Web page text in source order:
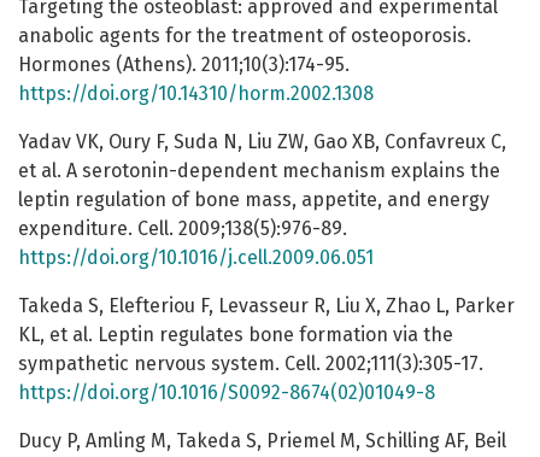
Targeting the osteoblast: approved and experimental
anabolic agents for the treatment of osteoporosis.
Hormones (Athens). 2011;10(3):174-95.
https://doi.org/10.14310/horm.2002.1308
Yadav VK, Oury F, Suda N, Liu ZW, Gao XB, Confavreux C,
et al. A serotonin-dependent mechanism explains the
leptin regulation of bone mass, appetite, and energy
expenditure. Cell. 2009;138(5):976-89.
https://doi.org/10.1016/j.cell.2009.06.051
Takeda S, Elefteriou F, Levasseur R, Liu X, Zhao L, Parker
KL, et al. Leptin regulates bone formation via the
sympathetic nervous system. Cell. 2002;111(3):305-17.
https://doi.org/10.1016/S0092-8674(02)01049-8
Ducy P, Amling M, Takeda S, Priemel M, Schilling AF, Beil